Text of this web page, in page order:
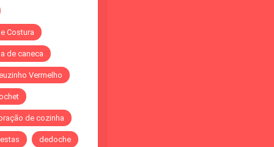
Costura
de caneca
Vermelho
de cozinha
dedoche